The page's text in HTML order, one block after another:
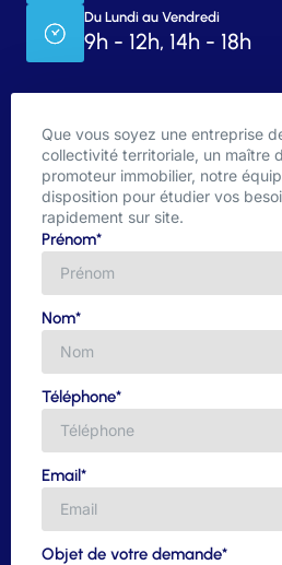
Du Lundi au Vendredi
9h - 12h, 14h - 18h
Que vous soyez une entreprise
collectivité territoriale, un maître
promoteur immobilier, notre
disposition pour étudier vos
rapidement sur site.
Prénom*
Nom*
Téléphone*
Email*
Objet de votre demande*